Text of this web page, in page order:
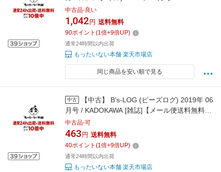
KADOKAWA [雑誌]【メール便送料無料】【最短
翌日配達対応】
中古品-良い
1,042 円 送料無料
90ポイント (1倍+9倍UP)
通常24時間以内出荷
もったいない本舗 楽天市場店
同じ商品を安い順で見る
中古
【中古】 B's-LOG (ビーズログ) 2019年 06
月号 / KADOKAWA [雑誌]【メール便送料無料】
【最短翌日配達対応】
中古品-可
463 円 送料無料
40ポイント (1倍+9倍UP)
通常24時間以内出荷
もったいない本舗 楽天市場店